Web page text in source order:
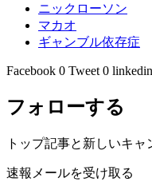
ニックローソン
マカオ
ギャンブル依存症
Facebook 0 Tweet 0 linkedin
フォローする
トップ記事と新しいキャ
速報メールを受け取る